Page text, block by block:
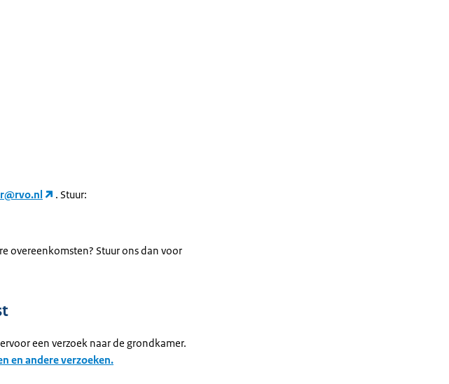
. Stuur:
overeenkomsten? Stuur ons dan voor
een verzoek naar de grondkamer.
en andere verzoeken.